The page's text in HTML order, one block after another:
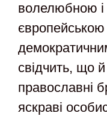
волелюбною
європейською
свідчить, що й
православні
яскраві